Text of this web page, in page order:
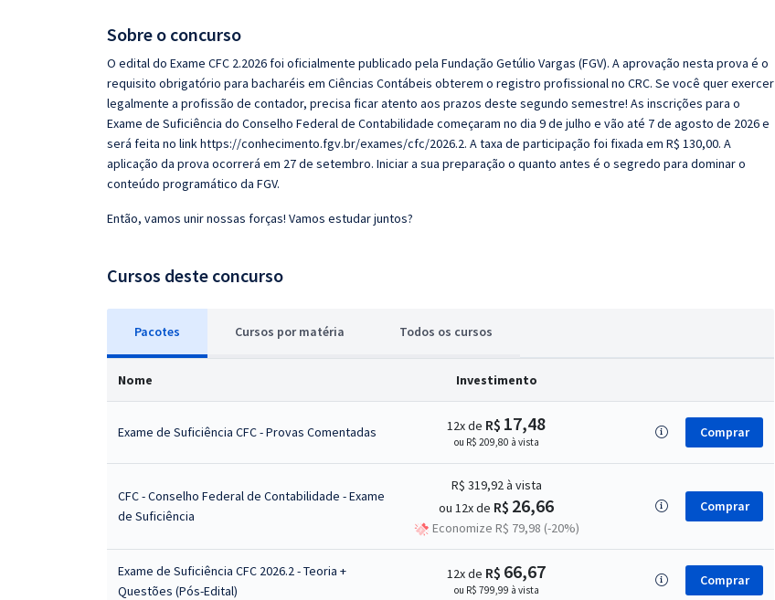
Questões grátis
Conteúdo gratuito
Sobre o concurso
O edital do Exame CFC 2.2026 foi oficialmente publicado pela Fundação Getúlio Vargas (FGV). A aprovação nesta prova é o
requisito obrigatório para bacharéis em Ciências Contábeis obterem o registro profissional no CRC. Se você quer exercer
legalmente a profissão de contador, precisa ficar atento aos prazos deste segundo semestre! As inscrições para o
Exame de Suficiência do Conselho Federal de Contabilidade começaram no dia 9 de julho e vão até 7 de agosto de 2026 e
será feita no link https://conhecimento.fgv.br/exames/cfc/2026.2. A taxa de participação foi fixada em R$ 130,00. A
aplicação da prova ocorrerá em 27 de setembro. Iniciar a sua preparação o quanto antes é o segredo para dominar o
conteúdo programático da FGV.
Então, vamos unir nossas forças! Vamos estudar juntos?
Cursos deste concurso
Pacotes Cursos por matéria Todos os cursos
Nome Investimento
Exame de Suficiência CFC - Provas Comentadas 12x de R$ 17,48
ou R$ 209,80 à vista
Comprar
CFC - Conselho Federal de Contabilidade - Exame
de Suficiência
R$ 319,92à vista
ou 12x de R$ 26,66
Economize R$ 79,98 (-20%)
Comprar
Exame de Suficiência CFC 2026.2 - Teoria +
Questões (Pós-Edital)
12x de R$ 66,67
ou R$ 799,99 à vista
Comprar